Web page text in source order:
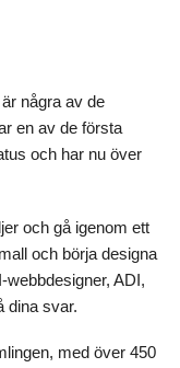
några av de
en av de första
och har nu över
och gå igenom ett
och börja designa
ADI,
dina svar.
med över 450